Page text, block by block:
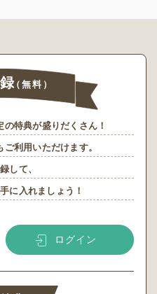
（無料）
特典が盛りだくさん！
利用いただけます。
して、
に入れましょう！
ログイン